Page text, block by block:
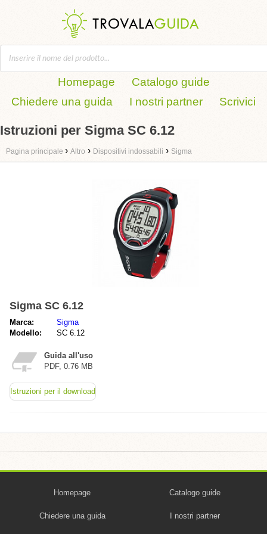
Homepage
Catalogo guide
Chiedere una guida
I nostri partner Scrivici
Istruzioni per Sigma SC 6.12
Pagina principale › Altro › Dispositivi indossabili › Sigma
Sigma SC 6.12
Marca:
Sigma
Modello:
SC 6.12
Guida all'uso
PDF, 0.76 MB
Istruzioni per il download
Homepage Catalogo guide
Chiedere una guida I nostri partner